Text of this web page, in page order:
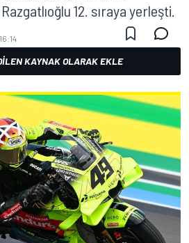
12. sıraya yerleşti.
KAYNAK OLARAK EKLE